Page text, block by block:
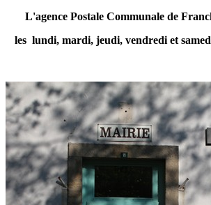
L'agence Postale Communale de
les lundi, mardi, jeudi, vendredi et